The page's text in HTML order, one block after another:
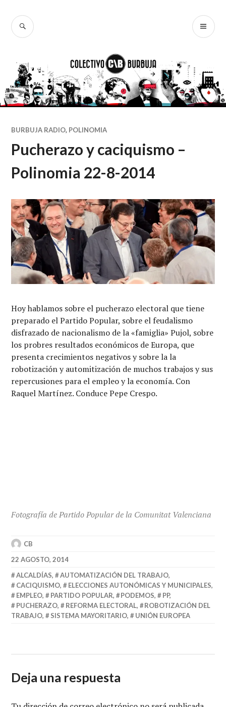
contenido
BUSCAR
BURBUJA RADIO, POLINOMIA
Pucherazo y caciquismo –
Polinomia 22-8-2014
Hoy hablamos sobre el pucherazo electoral que tiene
preparado el Partido Popular, sobre el feudalismo
disfrazado de nacionalismo de la «famiglia» Pujol, sobre
los probres resultados económicos de Europa, que
presenta crecimientos negativos y sobre la la
robotización y automitización de muchos trabajos y sus
repercusiones para el empleo y la economía. Con
Raquel Martínez. Conduce Pepe Crespo.
Fotografía de Partido Popular de la Comunitat Valenciana
CB
22 AGOSTO, 2014
ALCALDÍAS, AUTOMATIZACIÓN DEL TRABAJO,
CACIQUISMO, ELECCIONES AUTONÓMICAS Y MUNICIPALES,
EMPLEO, PARTIDO POPULAR, PODEMOS, PP,
PUCHERAZO, REFORMA ELECTORAL,
ROBOTIZACIÓN DEL
TRABAJO, SISTEMA MAYORITARIO, UNIÓN EUROPEA
Deja una respuesta